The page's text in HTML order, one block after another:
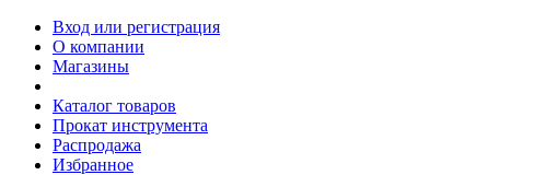
Вход или регистрация
О компании
Магазины
Каталог товаров
Прокат инструмента
Распродажа
Избранное